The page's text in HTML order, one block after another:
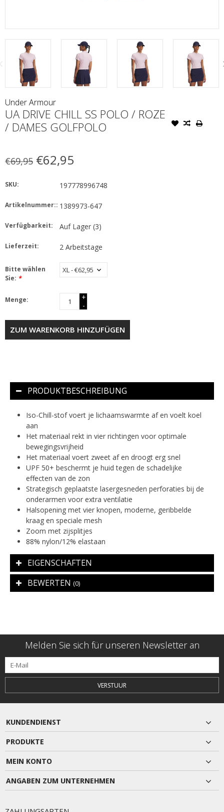
Under Armour
UA DRIVE CHILL SS POLO / ROZE
/ DAMES GOLFPOLO
€69,95 €62,95
SKU: 197778996748
Artikelnummer:: 1389973-647
Verfügbarkeit: Auf Lager(3)
Lieferzeit: 2 Arbeitstage
Bitte wählen
Sie: *
Menge:
+
-
ZUM WARENKORB HINZUFÜGEN
PRODUKTBESCHREIBUNG
Iso-Chill-stof voert je lichaamswarmte af en voelt koel
aan
Het materiaal rekt in vier richtingen voor optimale
bewegingsvrijheid
Het materiaal voert zweet af en droogt erg snel
UPF 50+ beschermt je huid tegen de schadelijke
effecten van de zon
Strategisch geplaatste lasergesneden perforaties bij de
onderarmen voor extra ventilatie
Halsopening met vier knopen, moderne, geribbelde
kraag en speciale mesh
Zoom met zijsplitjes
88% nylon/12% elastaan
EIGENSCHAFTEN
BEWERTEN (0)
Melden Sie sich für unseren Newsletter an
VERSTUUR
KUNDENDIENST
PRODUKTE
MEIN KONTO
ANGABEN ZUM UNTERNEHMEN